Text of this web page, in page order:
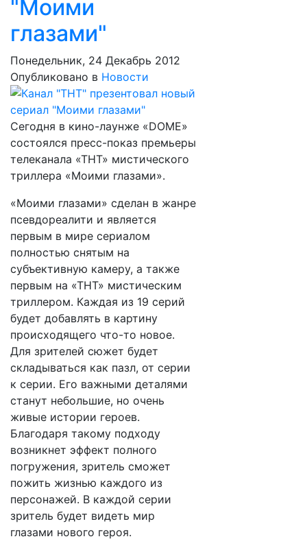
"Моими
глазами"
Понедельник, 24 Декабрь 2012
Опубликовано в Новости
Сегодня в кино-лаунже «DOME»
состоялся пресс-показ премьеры
телеканала «ТНТ» мистического
триллера «Моими глазами».
«Моими глазами» сделан в жанре
псевдореалити и является
первым в мире сериалом
полностью снятым на
субъективную камеру, а также
первым на «ТНТ» мистическим
триллером. Каждая из 19 серий
будет добавлять в картину
происходящего что-то новое.
Для зрителей сюжет будет
складываться как пазл, от серии
к серии. Его важными деталями
станут небольшие, но очень
живые истории героев.
Благодаря такому подходу
возникнет эффект полного
погружения, зритель сможет
пожить жизнью каждого из
персонажей. В каждой серии
зритель будет видеть мир
глазами нового героя.